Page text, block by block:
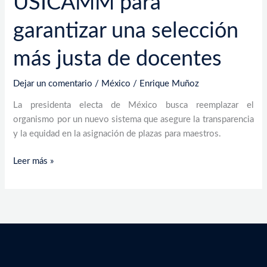
garantizar una selección
más justa de docentes
Dejar un comentario / México / Enrique Muñoz
La presidenta electa de México busca reemplazar el
organismo por un nuevo sistema que asegure la transparencia
y la equidad en la asignación de plazas para maestros.
Leer más »